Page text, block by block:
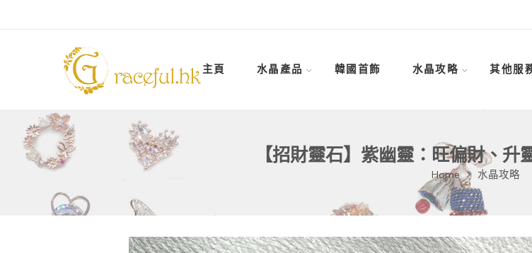
主頁 水晶產品 韓國首飾 水晶攻略 其他服
【招財靈石】紫幽靈：旺偏財、升
Home 水晶攻略